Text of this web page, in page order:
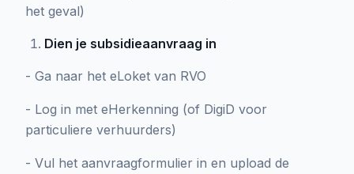
het geval)
Dien je subsidieaanvraag in
- Ga naar het eLoket van RVO
- Log in met eHerkenning (of DigiD voor
particuliere verhuurders)
- Vul het aanvraagformulier in en upload de